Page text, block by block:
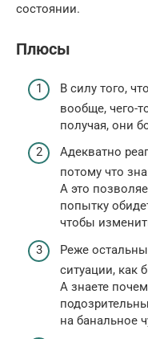
состоянии.
Плюсы
В силу того,
вообще, чего-
получая, они
Адекватно
потому что
А это
попытку
чтобы
Реже
ситуации, как
А знаете
на банальное